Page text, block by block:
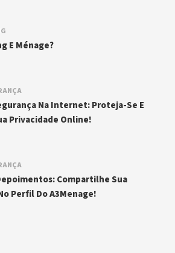
E Ménage?
Na Internet: Proteja-Se E
Privacidade Online!
Compartilhe Sua
Perfil Do A3Menage!